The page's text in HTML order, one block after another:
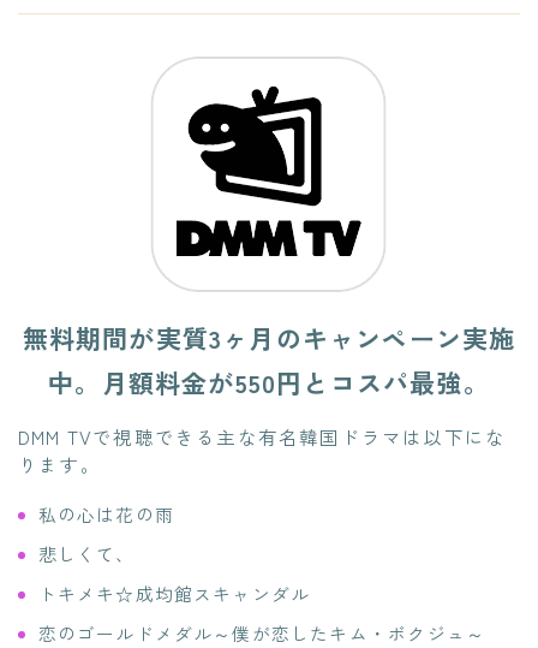
無料期間が実質3ヶ月のキャンペーン実施
中。月額料金が550円とコスパ最強。
DMM TVで視聴できる主な有名韓国ドラマは以下にな
ります。
私の心は花の雨
悲しくて、
トキメキ☆成均館スキャンダル
恋のゴールドメダル～僕が恋したキム・ボクジュ～